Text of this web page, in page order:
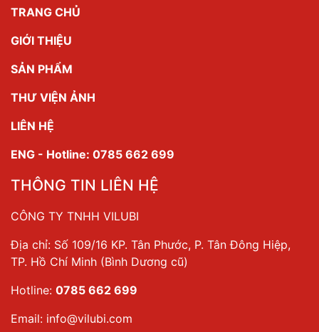
TRANG CHỦ
GIỚI THIỆU
SẢN PHẨM
THƯ VIỆN ẢNH
LIÊN HỆ
ENG - Hotline: 0785 662 699
THÔNG TIN LIÊN HỆ
CÔNG TY TNHH VILUBI
Địa chỉ: Số 109/16 KP. Tân Phước, P. Tân Đông Hiệp,
TP. Hồ Chí Minh (Bình Dương cũ)
Hotline: 0785 662 699
Email: info@vilubi.com